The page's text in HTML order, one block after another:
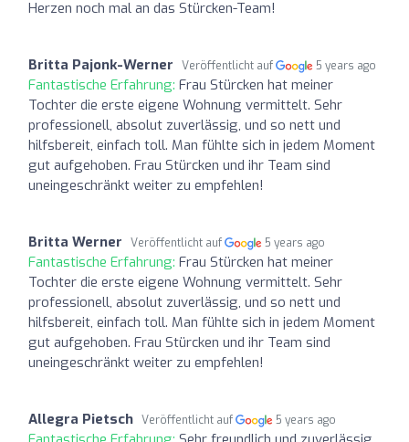
Herzen noch mal an das Stürcken-Team!
Britta Pajonk-Werner Veröffentlicht auf 5 years ago
Fantastische Erfahrung: Frau Stürcken hat meiner
Tochter die erste eigene Wohnung vermittelt. Sehr
professionell, absolut zuverlässig, und so nett und
hilfsbereit, einfach toll. Man fühlte sich in jedem Moment
gut aufgehoben. Frau Stürcken und ihr Team sind
uneingeschränkt weiter zu empfehlen!
Britta Werner Veröffentlicht auf 5 years ago
Fantastische Erfahrung: Frau Stürcken hat meiner
Tochter die erste eigene Wohnung vermittelt. Sehr
professionell, absolut zuverlässig, und so nett und
hilfsbereit, einfach toll. Man fühlte sich in jedem Moment
gut aufgehoben. Frau Stürcken und ihr Team sind
uneingeschränkt weiter zu empfehlen!
Allegra Pietsch Veröffentlicht auf 5 years ago